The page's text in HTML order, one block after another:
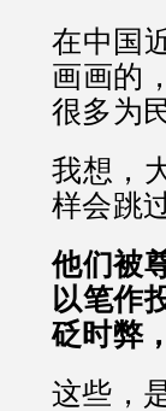
在中国
画画的
很多为
我想，
样会跳
他们被
以笔作
砭时弊
这些，